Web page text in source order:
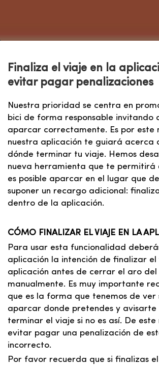
Finaliza el viaje en la
evitar pagar penalizaciones
Nuestra prioridad se centra en
bici de forma responsable invitando
aparcar correctamente. Es por este
nuestra aplicación te guiará acerca
dónde terminar tu viaje. Hemos
nueva herramienta que te permitirá
es posible aparcar en el lugar que
suponer un recargo adicional:
dentro de la aplicación.
CÓMO FINALIZAR EL VIAJE EN LA
Para usar esta funcionalidad
aplicación la intención de finalizar el
aplicación antes de cerrar el aro
manualmente. Es muy importante
que es la forma que tenemos de ver
aparcar donde pretendes y avisarte
terminar el viaje si no es así. De este
evitar pagar una penalización de
incorrecto.
Por favor recuerda que si finalizas